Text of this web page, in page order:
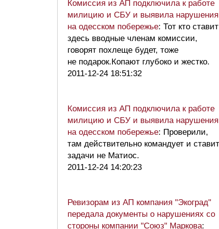
Комиссия из АП подключила к работе
милицию и СБУ и выявила нарушения
на одесском побережье: Тот кто ставит
здесь вводные членам комиссии,
говорят похлеще будет, тоже
не подарок.Копают глубоко и жестко.
2011-12-24 18:51:32
Комиссия из АП подключила к работе
милицию и СБУ и выявила нарушения
на одесском побережье: Проверили,
там действительно командует и ставит
задачи не Матиос.
2011-12-24 14:20:23
Ревизорам из АП компания "Экоград"
передала документы о нарушениях со
стороны компании "Союз" Маркова: